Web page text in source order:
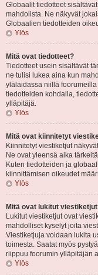
Globaalit tiedotteet
mahdolista. Ne näkyvät
Globaalien tiedotteiden
Ylös
Mitä ovat tiedotteet?
Tiedotteet usein sisältävät
ne tulisi lukea aina kun
ylälaidassa niillä
tiedotteiden kohdalla,
ylläpitäjä.
Ylös
Mitä ovat kiinnitetyt
Kiinnitetyt viestiketjut
Ne ovat yleensä aika
Kuten tiedotteiden ja
kiinnittämisen oikeudet
Ylös
Mitä ovat lukitut
Lukitut viestiketjut ovat
mahdolliset kyselyt joita
Viestiketjuja voidaan lukita
toimesta. Saatat myös
riippuu foorumin ylläpitäjän
Ylös